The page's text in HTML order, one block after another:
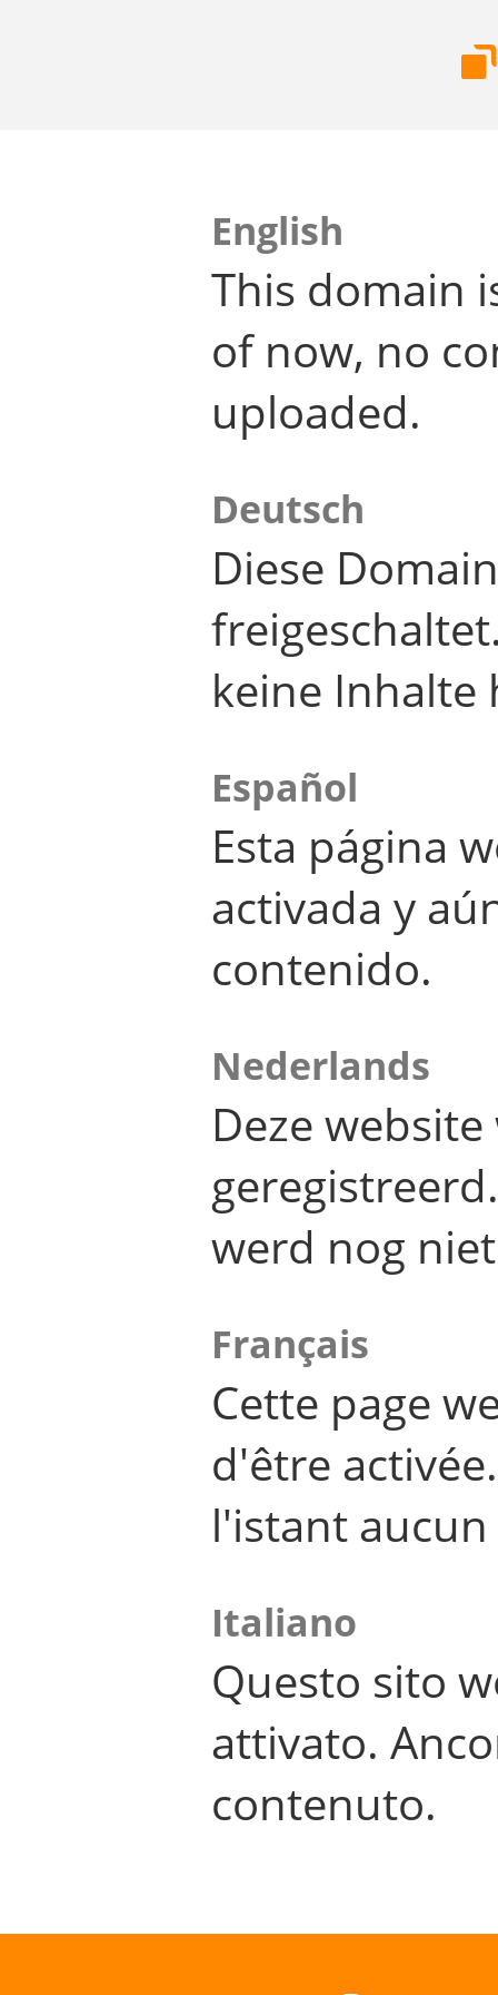
English
This domain
of now, no
uploaded.
Deutsch
Diese
keine Inhalte
Español
Esta página
activada y
contenido.
Nederlands
Deze
werd nog
Français
Cette page
d'être
l'istant
Italiano
Questo sito
attivato.
contenuto.